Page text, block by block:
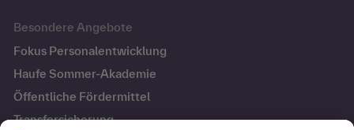
Besondere Angebote
Fokus Personalentwicklung
Haufe Sommer-Akademie
Öffentliche Fördermittel
Transfersicherung